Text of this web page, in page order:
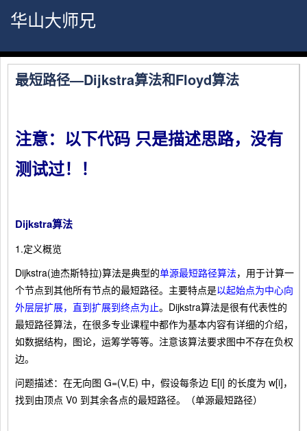
华山大师兄
最短路径—Dijkstra算法和Floyd算法
注意：以下代码 只是描述思路，没有
测试过！！
Dijkstra算法
1.定义概览
Dijkstra(迪杰斯特拉)算法是典型的单源最短路径算法，用于计算一
个节点到其他所有节点的最短路径。主要特点是以起始点为中心向
外层层扩展，直到扩展到终点为止。Dijkstra算法是很有代表性的
最短路径算法，在很多专业课程中都作为基本内容有详细的介绍，
如数据结构，图论，运筹学等等。注意该算法要求图中不存在负权
边。
问题描述：在无向图 G=(V,E) 中，假设每条边 E[i] 的长度为 w[i]，
找到由顶点 V0 到其余各点的最短路径。（单源最短路径）